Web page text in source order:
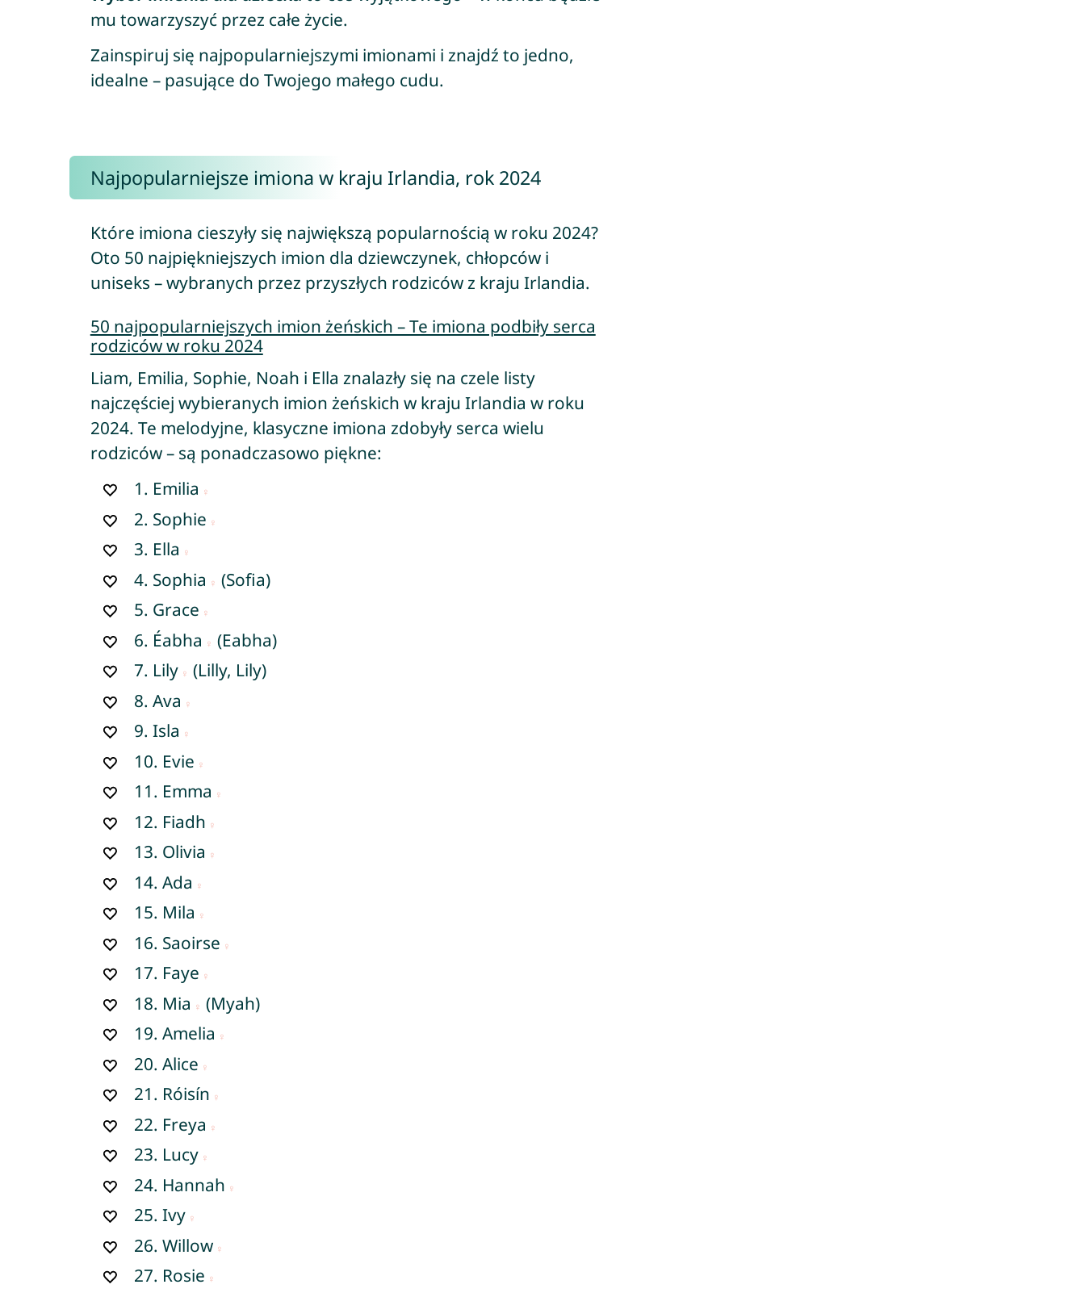
mu towarzyszyć przez całe życie.
Zainspiruj się najpopularniejszymi imionami i znajdź to jedno,
idealne – pasujące do Twojego małego cudu.
Najpopularniejsze imiona w kraju Irlandia, rok 2024
Które imiona cieszyły się największą popularnością w roku 2024?
Oto 50 najpiękniejszych imion dla dziewczynek, chłopców i
uniseks – wybranych przez przyszłych rodziców z kraju Irlandia.
50 najpopularniejszych imion żeńskich – Te imiona podbiły serca
rodziców w roku 2024
Liam, Emilia, Sophie, Noah i Ella znalazły się na czele listy
najczęściej wybieranych imion żeńskich w kraju Irlandia w roku
2024. Te melodyjne, klasyczne imiona zdobyły serca wielu
rodziców – są ponadczasowo piękne:
1. Emilia
2. Sophie
3. Ella
4. Sophia
(Sofia)
5. Grace
6. Éabha
(Eabha)
7. Lily
(Lilly, Lily)
8.Ava
9.Isla
10. Evie
11. Emma
12. Fiadh
13. Olivia
14.Ada
15. Mila
16. Saoirse
17. Faye
18. Mia
(Myah)
19.Amelia
20.Alice
21. Róisín
22. Freya
23. Lucy
24. Hannah
25.Ivy
26.Willow
27. Rosie